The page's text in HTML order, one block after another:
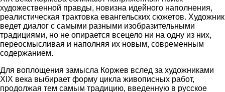
художественной правды, новизна идейного наполнения,
реалистическая трактовка евангельских сюжетов. Художник
ведет диалог с самыми разными изобразительными
традициями, но не опирается всецело ни на одну из них,
переосмысливая и наполняя их новым, современным
содержанием.
Для воплощения замысла Коржев вслед за художниками
XIX века выбирает форму цикла живописных работ,
продолжая тем самым традицию, введенную в русское